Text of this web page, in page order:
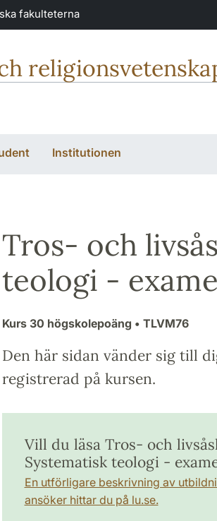
fakulteterna
Institutionen
Tros- och
teologi -
Kurs 30 högskolepoäng • TLVM76
Den här sidan vänder sig till
registrerad på kursen.
Vill du läsa Tros- och
Systematisk teologi -
En utförligare beskrivning av
ansöker hittar du på lu.se.